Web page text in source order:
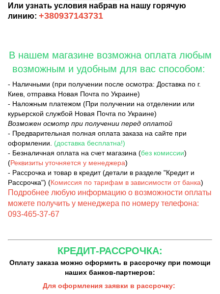
Или узнать условия набрав на нашу горячую
линию: +380937143731
В нашем магазине возможна оплата любым
возможным и удобным для вас способом:
- Наличными (при получении после осмотра: Доставка по г.
Киев, отправка Новая Почта по Украине)
- Наложным платежом (При получении на отделении или
курьерской службой Новая Почта по Украине)
Возможен осмотр при получении перед оплатой
- Предварительная полная оплата заказа на сайте при
оформлении. (доставка бесплатна!)
- Безналичная оплата на счет магазина (без комиссии)
(Реквизиты уточняется у менеджера)
- Рассрочка и товар в кредит (детали в разделе "Кредит и
Рассрочка") (Комиссия по тарифам в зависимости от банка)
Подробнее любую информацию о возможности оплаты
можете получить у менеджера по номеру телефона:
093-465-37-67
КРЕДИТ-РАССРОЧКА:
Оплату заказа можно оформить в рассрочку при помощи
наших банков-партнеров:
Для оформления заявки в рассрочку: